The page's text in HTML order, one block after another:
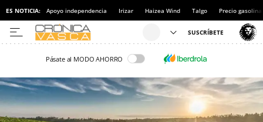
ES NOTICIA: Apoyo independencia Irizar Haizea Wind Talgo Precio gasolina
Pásate al MODO AHORRO